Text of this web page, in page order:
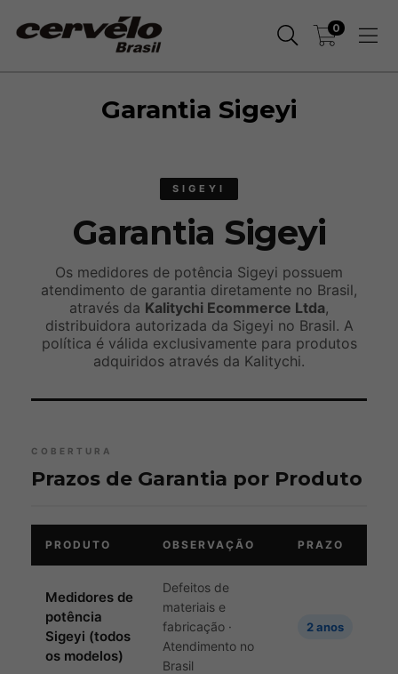
0
Garantia Sigeyi
SIGEYI
Garantia Sigeyi
Os medidores de potência Sigeyi possuem
atendimento de garantia diretamente no Brasil,
através da Kalitychi Ecommerce Ltda,
distribuidora autorizada da Sigeyi no Brasil. A
política é válida exclusivamente para produtos
adquiridos através da Kalitychi.
COBERTURA
Prazos de Garantia por Produto
PRODUTO OBSERVAÇÃO PRAZO
Medidores de
potência
Sigeyi (todos
os modelos)
Defeitos de
materiais e
fabricação ·
Atendimento no
Brasil
2 anos